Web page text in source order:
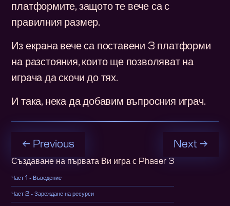
Създаване на първата Ви игра с Phaser 3
Част 1 - Въведение
Част 2 - Зареждане на ресурси
платформите, защото те вече са с
правилния размер.
Из екрана вече са поставени 3 платформи
на разстояния, които ще позволяват на
играча да скочи до тях.
И така, нека да добавим въпросния играч.
← Previous Next →